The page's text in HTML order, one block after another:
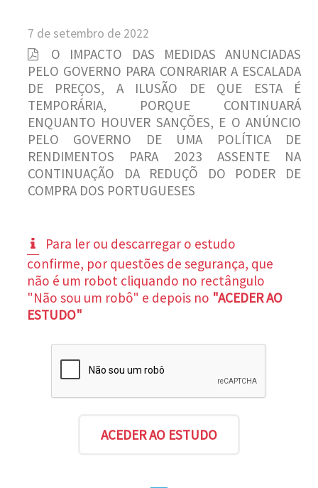
7 de setembro de 2022
O IMPACTO DAS MEDIDAS ANUNCIADAS
PELO GOVERNO PARA CONRARIAR A ESCALADA
DE PREÇOS, A ILUSÃO DE QUE ESTA É
TEMPORÁRIA, PORQUE CONTINUARÁ
ENQUANTO HOUVER SANÇÕES, E O ANÚNCIO
PELO GOVERNO DE UMA POLÍTICA DE
RENDIMENTOS PARA 2023 ASSENTE NA
CONTINUAÇÃO DA REDUÇÕ DO PODER DE
COMPRA DOS PORTUGUESES
Para ler ou descarregar o estudo
confirme, por questões de segurança, que
não é um robot cliquando no rectângulo
"Não sou um robô" e depois no "ACEDER AO
ESTUDO"